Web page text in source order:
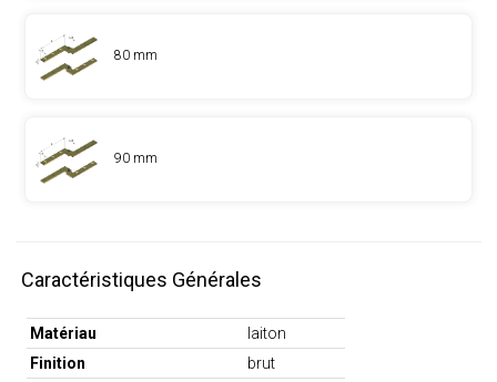
80 mm
90 mm
Caractéristiques Générales
Matériau
laiton
Finition
brut